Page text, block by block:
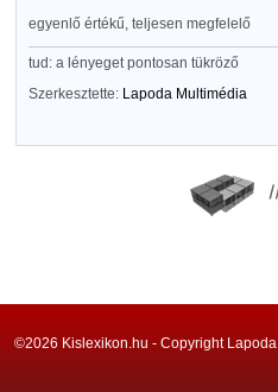
egyenlő értékű, teljesen megfelelő
tud: a lényeget pontosan tükröző
Szerkesztette: Lapoda Multimédia
©2026 Kislexikon.hu - Copyright